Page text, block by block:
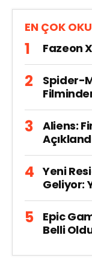
EN ÇOK
Fazeon
Spider-
Aliens:
Yeni
Geliyor:
Epic
Belli